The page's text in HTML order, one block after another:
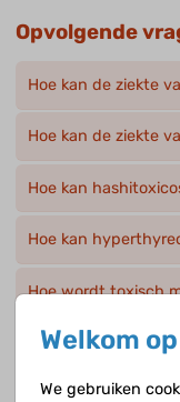
Opvolgende
Hoe kan de ziekte
Hoe kan de ziekte
Hoe kan
Hoe kan
Hoe wordt toxisch
Waardoor kun je
Welkom
We gebruiken